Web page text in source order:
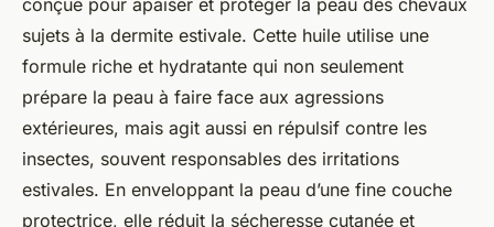
sujets à la dermite estivale. Cette huile utilise une
formule riche et hydratante qui non seulement
prépare la peau à faire face aux agressions
extérieures, mais agit aussi en répulsif contre les
insectes, souvent responsables des irritations
estivales. En enveloppant la peau d’une fine couche
protectrice, elle réduit la sécheresse cutanée et